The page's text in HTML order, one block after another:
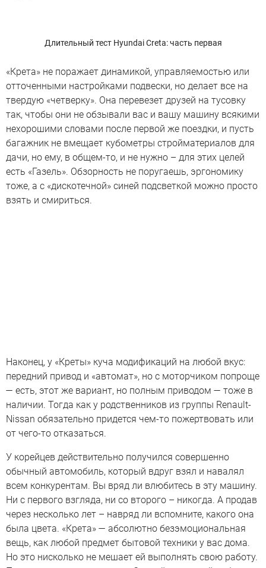
Длительный тест Hyundai Creta: часть первая
«Крета» не поражает динамикой, управляемостью или
отточенными настройками подвески, но делает все на
твердую «четверку». Она перевезет друзей на тусовку
так, чтобы они не обзывали вас и вашу машину всякими
нехорошими словами после первой же поездки, и пусть
багажник не вмещает кубометры стройматериалов для
дачи, но ему, в общем-то, и не нужно – для этих целей
есть «Газель». Обзорность не поругаешь, эргономику
тоже, а с «дискотечной» синей подсветкой можно просто
взять и смириться.
Наконец, у «Креты» куча модификаций на любой вкус:
передний привод и «автомат», но с моторчиком попроще
— есть, этот же вариант, но полным приводом — тоже в
наличии. Тогда как у родственников из группы Renault-
Nissan обязательно придется чем-то пожертвовать или
от чего-то отказаться.
У корейцев действительно получился совершенно
обычный автомобиль, который вдруг взял и навалял
всем конкурентам. Вы вряд ли влюбитесь в эту машину.
Ни с первого взгляда, ни со второго – никогда. А продав
через несколько лет – навряд ли вспомните, какого она
была цвета. «Крета» — абсолютно безэмоциональная
вещь, как любой предмет бытовой техники у вас дома.
Но это нисколько не мешает ей выполнять свою работу.